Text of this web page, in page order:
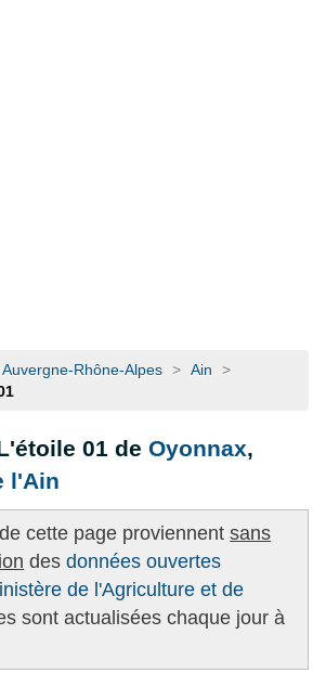
Auvergne-Rhône-Alpes > Ain
>
01 deOyonnax,
l'Ain
cette page proviennentsans
desdonnées ouvertes
de l'Agriculture et de
sont actualisées chaque jour à